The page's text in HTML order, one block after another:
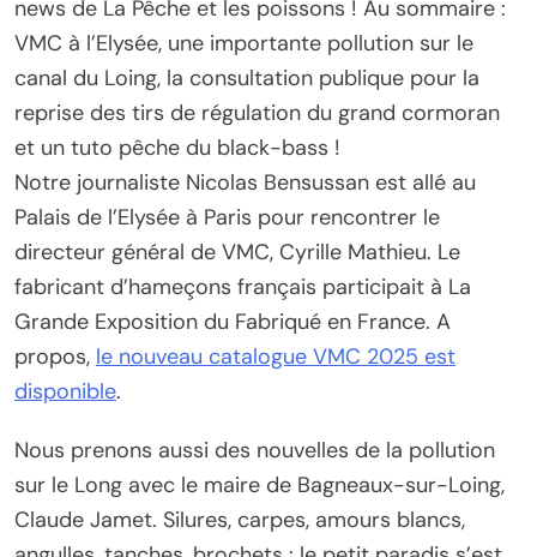
news de La Pêche et les poissons ! Au sommaire :
VMC à l’Elysée, une importante pollution sur le
canal du Loing, la consultation publique pour la
reprise des tirs de régulation du grand cormoran
et un tuto pêche du black-bass !
Notre journaliste Nicolas Bensussan est allé au
Palais de l’Elysée à Paris pour rencontrer le
directeur général de VMC, Cyrille Mathieu. Le
fabricant d’hameçons français participait à La
Grande Exposition du Fabriqué en France. A
propos, le nouveau catalogue VMC 2025 est
disponible.
Nous prenons aussi des nouvelles de la pollution
sur le Long avec le maire de Bagneaux-sur-Loing,
Claude Jamet. Silures, carpes, amours blancs,